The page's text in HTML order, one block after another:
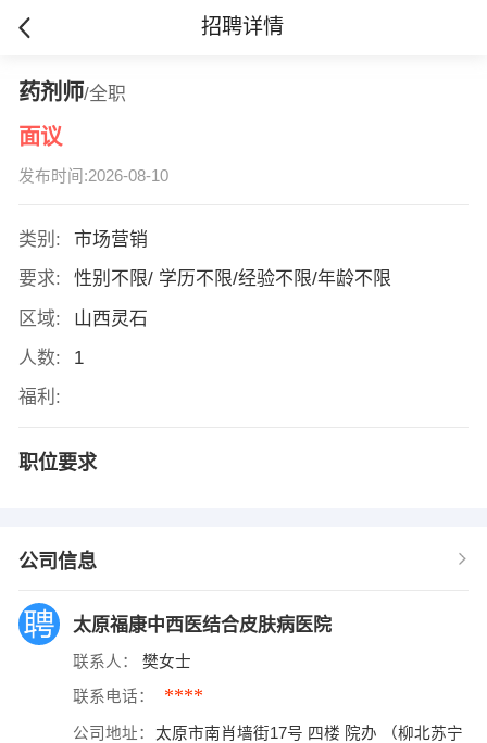
招聘详情
药剂师/全职
面议
发布时间:2026-08-10
类别:
市场营销
要求:
性别不限/ 学历不限/经验不限/年龄不限
区域:
山西灵石
人数:
1
福利:
职位要求
公司信息
太原福康中西医结合皮肤病医院
联系人： 樊女士
联系电话： ****
公司地址：
太原市南肖墙街17号 四楼 院办 （柳北苏宁